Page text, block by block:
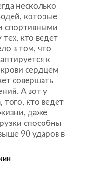
несколько
которые
спортивными
кто ведет
в том, что
к
сердцем
совершать
А вот у
того, кто ведет
даже
способны
90 ударов в